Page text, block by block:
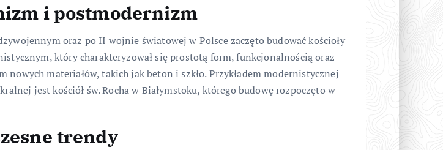
i postmodernizm
oraz po II wojnie światowej w Polsce zaczęto budować kościoły
który charakteryzował się prostotą form, funkcjonalnością oraz
nowych materiałów, takich jak beton i szkło. Przykładem modernistycznej
jest kościół św. Rocha w Białymstoku, którego budowę rozpoczęto w
trendy